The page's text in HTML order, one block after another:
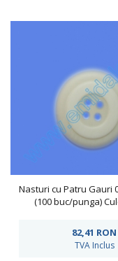
Nasturi cu Patru Gauri
(100 buc/punga)
82,41 RON
TVA Inclus